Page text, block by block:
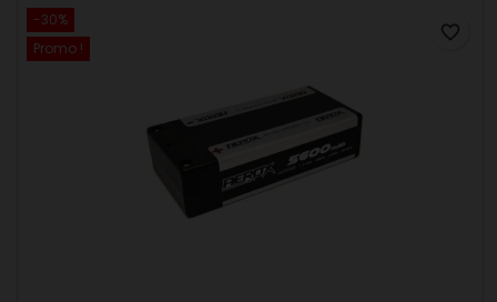
-30%
Promo !
favorite_border